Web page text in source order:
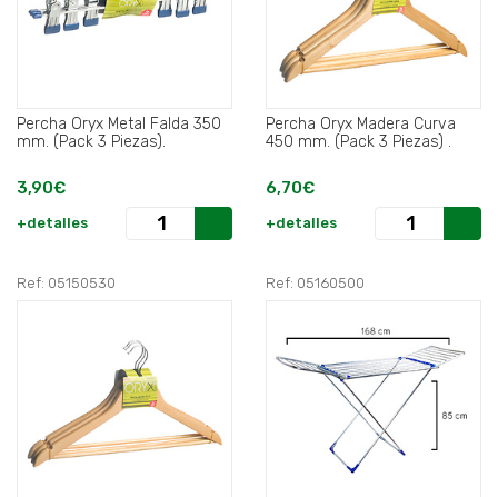
Percha Oryx Metal Falda 350
mm. (Pack 3 Piezas).
3,90€
+detalles
Percha Oryx Madera Curva
450 mm. (Pack 3 Piezas) .
6,70€
+detalles
Ref: 05150530 Ref: 05160500